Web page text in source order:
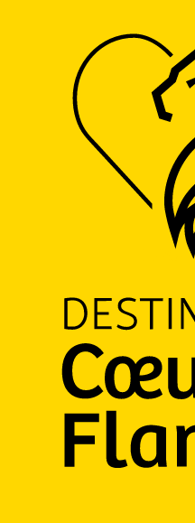
LOGO
Découverte de la brasserie 3
Dinsdag 11 augustus van
augustus van 15:00 tot
Découverte de la brasserie 3
59114 Saint-Sylvestre-
Routebeschrijving
Ajouter aux